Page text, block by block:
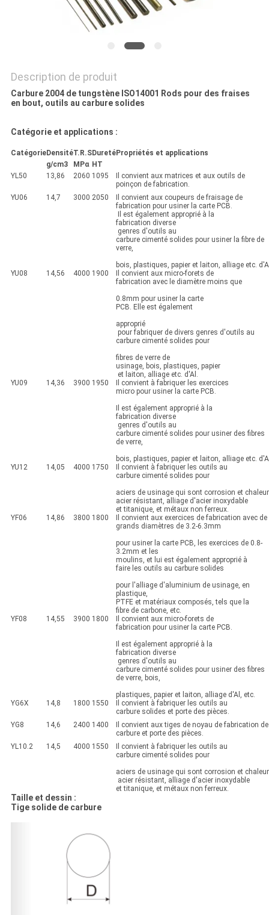
Description de produit
Carbure 2004 de tungstène ISO14001 Rods pour des fraises
en bout, outils au carbure solides
Catégorie et applications :
CatégorieDensitéT.R.SDuretéPropriétés et applications
g/cm3
MPα HT
YL50
13,86 2060 1095
Il convient aux matrices et aux outils de
poinçon de fabrication.
YU06
14,7 3000 2050
Il convient aux coupeurs de fraisage de
fabrication pour usiner la carte PCB.
Il est également approprié à la
fabrication diverse
genres d'outils au
carbure cimenté solides pour usiner la fibre de
verre,
bois, plastiques, papier et laiton, alliage etc.
YU08
14,56 4000 1900
Il convient aux micro-forets de
fabrication avec le diamètre moins que
0.8mm pour usiner la carte
PCB. Elle est également
approprié
pour fabriquer de divers genres d'outils au
carbure cimenté solides pour
fibres de verre de
usinage, bois, plastiques, papier
et laiton, alliage etc. d'Al.
YU09
14,36 3900 1950
Il convient à fabriquer les exercices
micro pour usiner la carte PCB.
Il est également approprié à la
fabrication diverse
genres d'outils au
carbure cimenté solides pour usiner des fibres
de verre,
bois, plastiques, papier et laiton, alliage etc.
YU12
14,05 4000 1750
Il convient à fabriquer les outils au
carbure cimenté solides pour
aciers de usinage qui sont corrosion et chaleur
acier résistant, alliage d'acier inoxydable
et titanique, et métaux non ferreux.
YF06
14,86 3800 1800
Il convient aux exercices de fabrication avec de
grands diamètres de 3.2-6.3mm
pour usiner la carte PCB, les exercices de 0.8-
3.2mm et les
moulins, et lui est également approprié à
faire les outils au carbure solides
pour l'alliage d'aluminium de usinage, en
plastique,
PTFE et matériaux composés, tels que la
fibre de carbone, etc.
YF08
14,55 3900 1800
Il convient aux micro-forets de
fabrication pour usiner la carte PCB.
Il est également approprié à la
fabrication diverse
genres d'outils au
carbure cimenté solides pour usiner des fibres
de verre, bois,
plastiques, papier et laiton, alliage d'Al, etc.
YG6X
14,8 1800 1550
Il convient à fabriquer les outils au
carbure solides et porte des pièces.
YG8
14,6 2400 1400
Il convient aux tiges de noyau de fabrication de
carbure et porte des pièces.
YL10.2
14,5 4000 1550
Il convient à fabriquer les outils au
carbure cimenté solides pour
aciers de usinage qui sont corrosion et chaleur
acier résistant, alliage d'acier inoxydable
et titanique, et métaux non ferreux.
Taille et dessin :
Tige solide de carbure